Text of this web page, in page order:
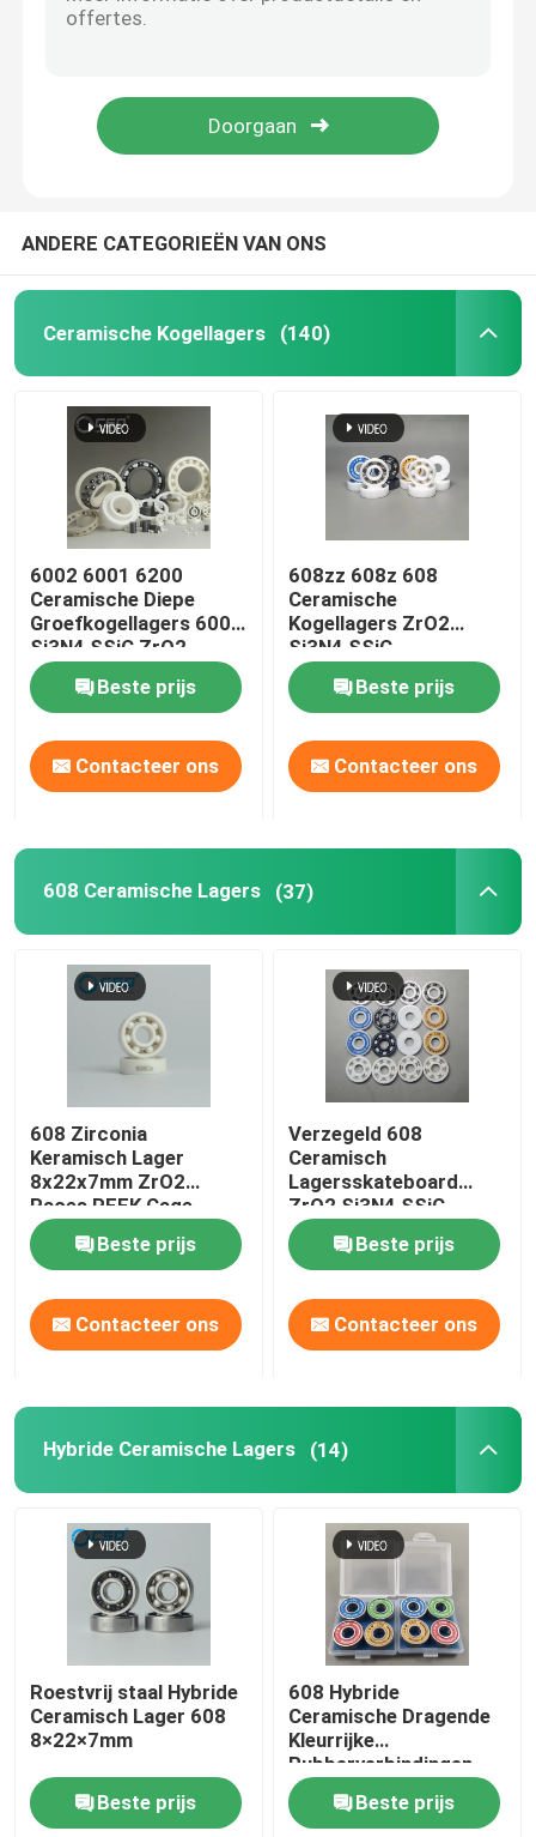
Het Lager van het siliciumcarbide
Ceramische Rollagers
Geavanceerde Structurele Keramiek
De Bal van het siliciumnitride
De Bal van het siliciumcarbide
Zirconiumdioxyde Ceramische bal
De Kogellagers van het siliciumcarbide
Zirconiumdioxyde Ceramisch Lager
Het mechanische Verzegelen
ANDERE CATEGORIEËN VAN ONS
Ceramische Kogellagers (140)
6002 6001 6200
Ceramische Diepe
Groefkogellagers 6000
Si3N4 SSiC ZrO2
Beste prijs
Contacteer ons
608zz 608z 608
Ceramische
Kogellagers ZrO2
Si3N4 SSiC
Beste prijs
Contacteer ons
608 Ceramische Lagers (37)
608 Zirconia
Keramisch Lager
8x22x7mm ZrO2
Races PEEK Cage
ABEC3
Beste prijs
Contacteer ons
Verzegeld 608
Ceramisch
Lagersskateboard
ZrO2 Si3N4 SSiC
Beste prijs
Contacteer ons
Hybride Ceramische Lagers (14)
Roestvrij staal Hybride
Ceramisch Lager 608
8×22×7mm
Beste prijs
608 Hybride
Ceramische Dragende
Kleurrijke
Rubberverbindingen
van het Siliciumnitride
Si3N4 Beste prijs